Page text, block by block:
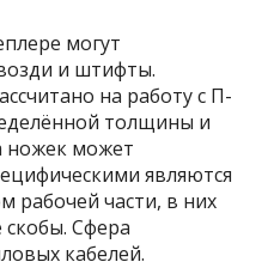
могут
и штифты.
на работу с П-
толщины и
ножек может
являются
рабочей части, в них
скобы. Сфера
кабелей.